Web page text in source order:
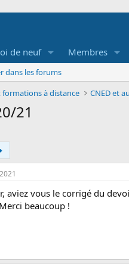
de neuf Membres
dans les forums
formations à distance CNED et
21
aviez vous le corrigé du
beaucoup !